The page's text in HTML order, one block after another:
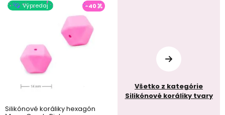
Výpredaj -40
Silikónové koráliky hexagón
Všetko z kategórie
Silikónové koráliky tvary